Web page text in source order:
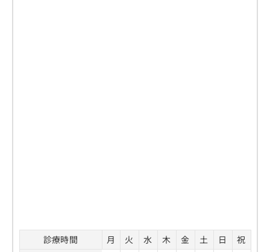
診療時間 月 火 水 木 金 土 日
祝